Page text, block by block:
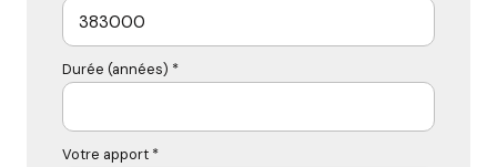
Durée (années) *
Votre apport *